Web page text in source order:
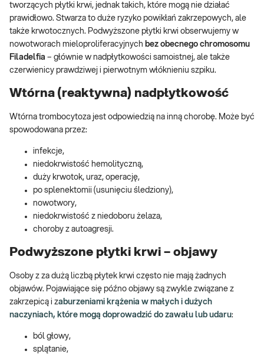
tworzących płytki krwi, jednak takich, które mogą nie działać
prawidłowo. Stwarza to duże ryzyko powikłań zakrzepowych, ale
także krwotocznych. Podwyższone płytki krwi obserwujemy w
nowotworach mieloproliferacyjnych bez obecnego chromosomu
Filadelfia – głównie w nadpłytkowości samoistnej, ale także
czerwienicy prawdziwej i pierwotnym włóknieniu szpiku.
Wtórna (reaktywna) nadpłytkowość
Wtórna trombocytoza jest odpowiedzią na inną chorobę. Może być
spowodowana przez:
infekcje,
niedokrwistość hemolityczną,
duży krwotok, uraz, operację,
po splenektomii (usunięciu śledziony),
nowotwory,
niedokrwistość z niedoboru żelaza,
choroby z autoagresji.
Podwyższone płytki krwi – objawy
Osoby z za dużą liczbą płytek krwi często nie mają żadnych
objawów. Pojawiające się późno objawy są zwykle związane z
zakrzepicą i zaburzeniami krążenia w małych i dużych
naczyniach, które mogą doprowadzić do zawału lub udaru:
ból głowy,
splątanie,